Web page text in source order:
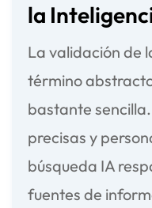
la
La validación de
término
bastante
precisas y
búsqueda IA
fuentes de